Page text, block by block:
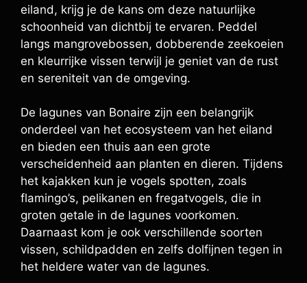
eiland, krijg je de kans om deze natuurlijke
schoonheid van dichtbij te ervaren. Peddel
langs mangrovebossen, dobberende zeekoeien
en kleurrijke vissen terwijl je geniet van de rust
en sereniteit van de omgeving.
De lagunes van Bonaire zijn een belangrijk
onderdeel van het ecosysteem van het eiland
en bieden een thuis aan een grote
verscheidenheid aan planten en dieren. Tijdens
het kajakken kun je vogels spotten, zoals
flamingo’s, pelikanen en fregatvogels, die in
groten getale in de lagunes voorkomen.
Daarnaast kom je ook verschillende soorten
vissen, schildpadden en zelfs dolfijnen tegen in
het heldere water van de lagunes.